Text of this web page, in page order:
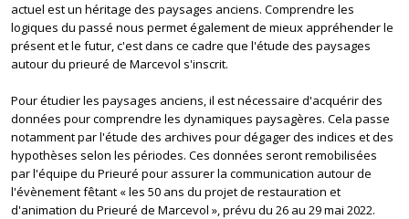
actuel est un héritage des paysages anciens. Comprendre les
logiques du passé nous permet également de mieux appréhender le
présent et le futur, c'est dans ce cadre que l'étude des paysages
autour du prieuré de Marcevol s'inscrit.
Pour étudier les paysages anciens, il est nécessaire d'acquérir des
données pour comprendre les dynamiques paysagères. Cela passe
notamment par l'étude des archives pour dégager des indices et des
hypothèses selon les périodes. Ces données seront remobilisées
par l'équipe du Prieuré pour assurer la communication autour de
l'évènement fêtant « les 50 ans du projet de restauration et
d'animation du Prieuré de Marcevol », prévu du 26 au 29 mai 2022.